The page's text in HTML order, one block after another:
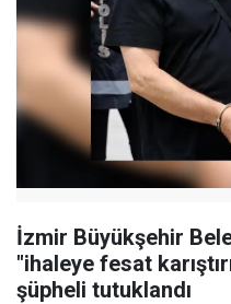
İzmir Büyükşehir
"ihaleye fesat
şüpheli tutuklandı